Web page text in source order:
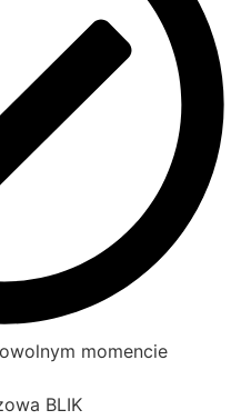
momencie
BLIK